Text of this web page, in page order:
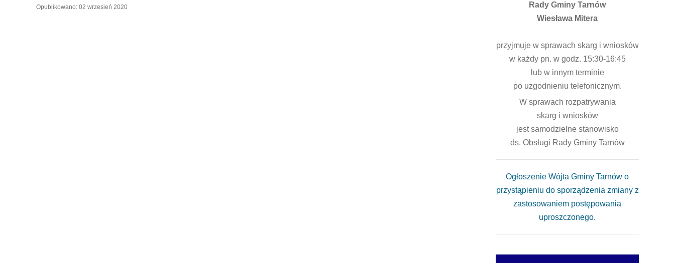
Opublikowano: 02 wrzesień 2020
Rady Gminy Tarnów
Wiesława Mitera
przyjmuje w sprawach skarg i wniosków
w każdy pn. w godz. 15:30-16:45
lub w innym terminie
po uzgodnieniu telefonicznym.
W sprawach rozpatrywania
skarg i wniosków
jest samodzielne stanowisko
ds. Obsługi Rady Gminy Tarnów
Ogłoszenie Wójta Gminy Tarnów o
przystąpieniu do sporządzenia zmiany z
zastosowaniem postępowania
uproszczonego.